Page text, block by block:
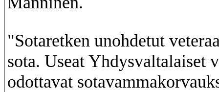
"Sotaretken unohdetut
sota. Useat Yhdysvaltalaiset
odottavat